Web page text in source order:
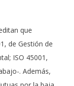
que
de Gestión de
ISO 45001,
. Además,